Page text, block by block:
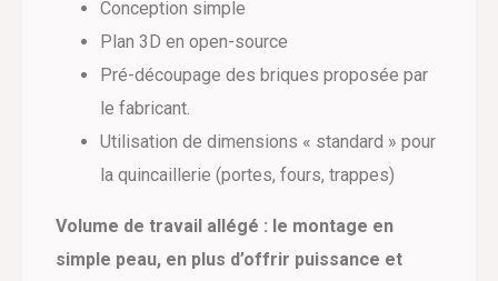
Conception simple
Plan 3D en open-source
Pré-découpage des briques proposée par
le fabricant.
Utilisation de dimensions « standard » pour
la quincaillerie (portes, fours, trappes)
Volume de travail allégé : le montage en
simple peau, en plus d’offrir puissance et